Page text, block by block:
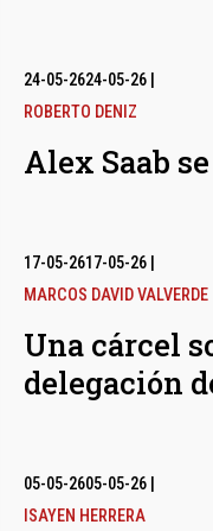
24-05-2624-05-26
ROBERTO DENIZ
Alex Saab
17-05-2617-05-26
MARCOS DAVID VALVERDE
Una cárcel
delegación
05-05-2605-05-26
ISAYEN HERRERA